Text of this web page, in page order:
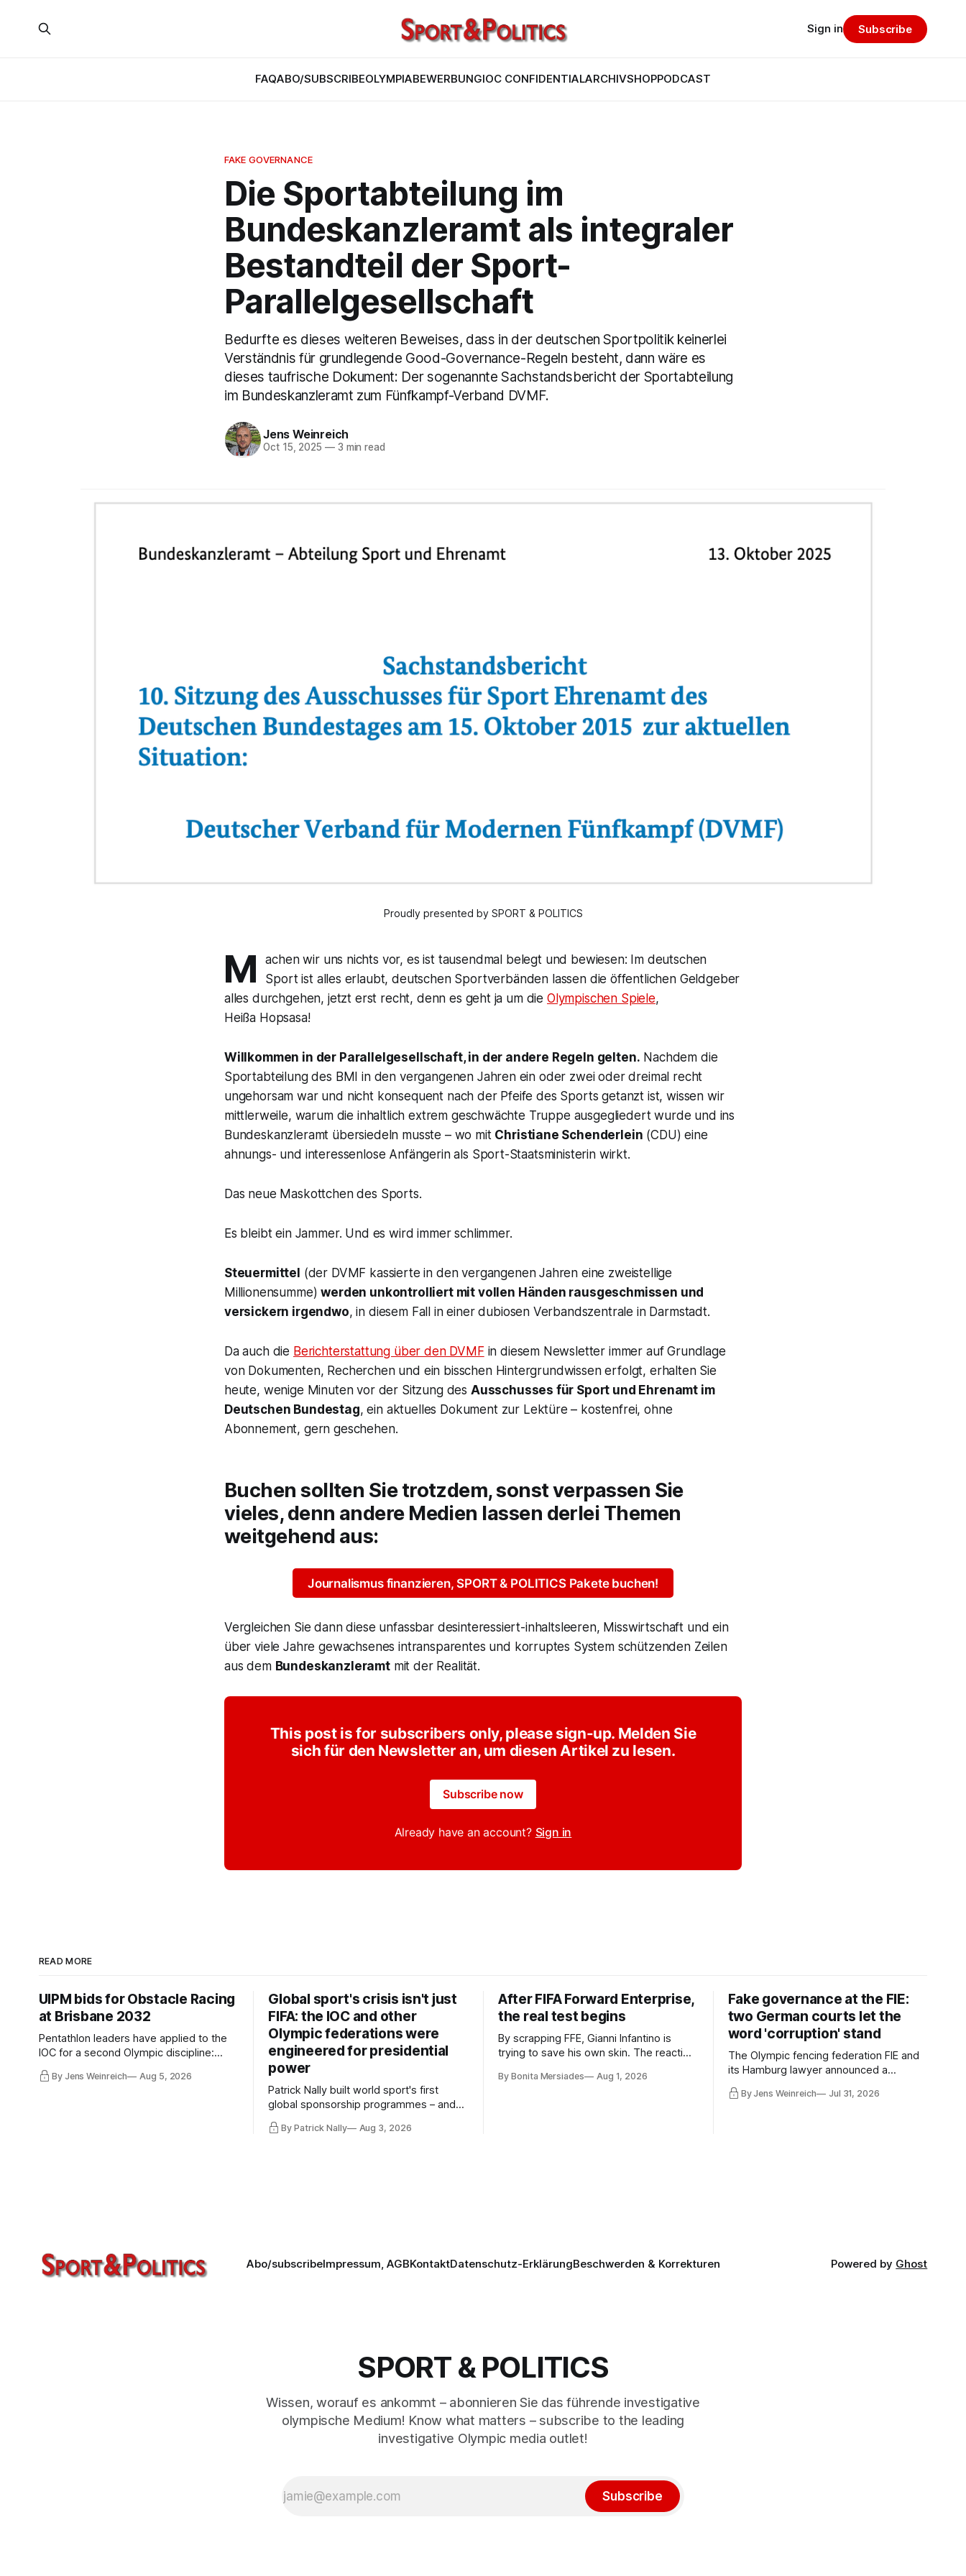
FAQABO/SUBSCRIBEOLYMPIABEWERBUNGIOC CONFIDENTIALARCHIVSHOPPODCAST
Sign in Subscribe
FAKE GOVERNANCE
Die Sportabteilung im
Bundeskanzleramt als integraler
Bestandteil der Sport-
Parallelgesellschaft
Bedurfte es dieses weiteren Beweises, dass in der deutschen Sportpolitik keinerlei
Verständnis für grundlegende Good-Governance-Regeln besteht, dann wäre es
dieses taufrische Dokument: Der sogenannte Sachstandsbericht der Sportabteilung
im Bundeskanzleramt zum Fünfkampf-Verband DVMF.
Jens Weinreich
Oct 15, 2025 —3 min read
Proudly presented by SPORT & POLITICS
M
achen wir uns nichts vor, es ist tausendmal belegt und bewiesen: Im deutschen
Sport ist alles erlaubt, deutschen Sportverbänden lassen die öffentlichen Geldgeber
alles durchgehen, jetzt erst recht, denn es geht ja um die Olympischen Spiele,
Heißa Hopsasa!
Willkommen in der Parallelgesellschaft, in der andere Regeln gelten. Nachdem die
Sportabteilung des BMI in den vergangenen Jahren ein oder zwei oder dreimal recht
ungehorsam war und nicht konsequent nach der Pfeife des Sports getanzt ist, wissen wir
mittlerweile, warum die inhaltlich extrem geschwächte Truppe ausgegliedert wurde und ins
Bundeskanzleramt übersiedeln musste – wo mit Christiane Schenderlein (CDU) eine
ahnungs- und interessenlose Anfängerin als Sport-Staatsministerin wirkt.
Das neue Maskottchen des Sports.
Es bleibt ein Jammer. Und es wird immer schlimmer.
Steuermittel (der DVMF kassierte in den vergangenen Jahren eine zweistellige
Millionensumme)werden unkontrolliert mit vollen Händen rausgeschmissen und
versickern irgendwo, in diesem Fall in einer dubiosen Verbandszentrale in Darmstadt.
Da auch die Berichterstattung über den DVMF in diesem Newsletter immer auf Grundlage
von Dokumenten, Recherchen und ein bisschen Hintergrundwissen erfolgt, erhalten Sie
heute, wenige Minuten vor der Sitzung des Ausschusses für Sport und Ehrenamt im
Deutschen Bundestag, ein aktuelles Dokument zur Lektüre – kostenfrei, ohne
Abonnement, gern geschehen.
Buchen sollten Sie trotzdem, sonst verpassen Sie
vieles, denn andere Medien lassen derlei Themen
weitgehend aus:
Journalismus finanzieren, SPORT & POLITICS Pakete buchen!
Vergleichen Sie dann diese unfassbar desinteressiert-inhaltsleeren, Misswirtschaft und ein
über viele Jahre gewachsenes intransparentes und korruptes Systemschützenden Zeilen
aus dem Bundeskanzleramtmit der Realität.
This post is for subscribers only, please sign-up. Melden Sie
sich für den Newsletter an, um diesen Artikel zu lesen.
Subscribe now
Already have an account? Sign in
READ MORE
UIPM bids for Obstacle Racing
at Brisbane 2032
Pentathlon leaders have applied to the
IOC for a second Olympic discipline:
Ninja 100m. They blame a compressed
IOC timeline for the speed of the internal
By Jens Weinreich Aug 5, 2026
Global sport's crisis isn't just
FIFA: the IOC and other
Olympic federations were
engineered for presidential
power
Patrick Nally built world sport's first
global sponsorship programmes – and
watched Horst Dassler turn commercial
control into political power. He says the
By Patrick Nally Aug 3, 2026
After FIFA Forward Enterprise,
the real test begins
By scrapping FFE, Gianni Infantino is
trying to save his own skin. The reaction
negative worldwide, and within FIFA
By Bonita Mersiades Aug 1, 2026
Fake governance at the FIE:
two German courts let the
word 'corruption' stand
The Olympic fencing federation FIE and
its Hamburg lawyer announced a
purported legal victory over Reuters to
the world. I obtained both court orders
By Jens Weinreich Jul 31, 2026
Abo/subscribeImpressum, AGBKontaktDatenschutz-ErklärungBeschwerden & Korrekturen Powered by Ghost
SPORT & POLITICS
Wissen, worauf es ankommt – abonnieren Sie das führende investigative
olympische Medium! Know what matters – subscribe to the leading
investigative Olympic media outlet!
Subscribe